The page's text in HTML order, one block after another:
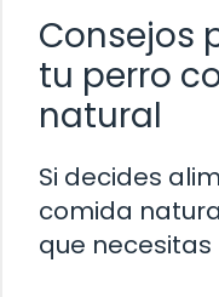
Consejos
tu perro
natural
Si decides
comida
que